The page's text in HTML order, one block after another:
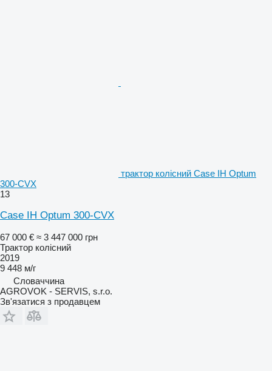
трактор колісний Case IH Optum
300-CVX
13
Case IH Optum 300-CVX
67 000 € ≈ 3 447 000 грн
Трактор колісний
2019
9 448 м/г
Словаччина
AGROVOK - SERVIS, s.r.o.
Зв'язатися з продавцем